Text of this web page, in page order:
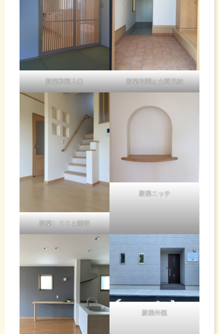
新築和室入口 新築玄関と土間収納
新築ＬＤＫと階段
新築ニッチ
新築外観